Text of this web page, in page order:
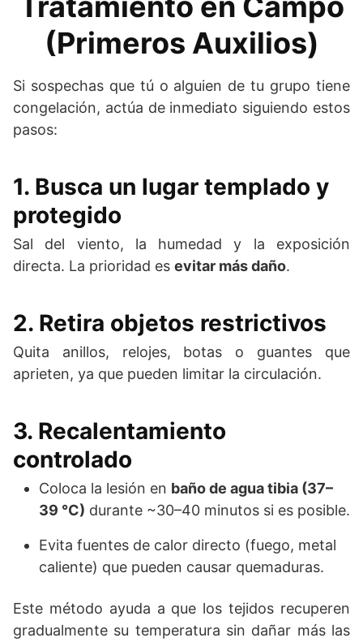
(Primeros Auxilios)
Si sospechas que tú o alguien de tu grupo tiene
congelación, actúa de inmediato siguiendo estos
pasos:
1. Busca un lugar templado y
protegido
Sal del viento, la humedad y la exposición
directa. La prioridad es evitar más daño.
2. Retira objetos restrictivos
Quita anillos, relojes, botas o guantes que
aprieten, ya que pueden limitar la circulación.
3. Recalentamiento
controlado
Coloca la lesión en baño de agua tibia (37–
39 °C) durante ~30–40 minutos si es posible.
Evita fuentes de calor directo (fuego, metal
caliente) que pueden causar quemaduras.
Este método ayuda a que los tejidos recuperen
gradualmente su temperatura sin dañar más las